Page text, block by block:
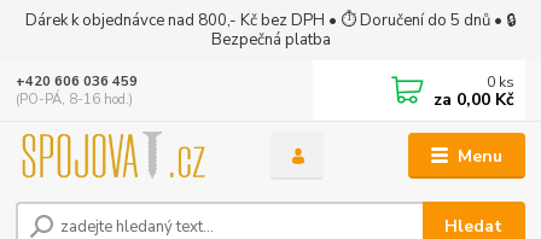
Dárek k objednávce nad 800,- Kč bez DPH • ⏱ Doručení do 5 dnů • 🔒
Bezpečná platba
Menu
Hledat
+420 606 036 459
(PO-PÁ, 8-16 hod.)
0 ks
za 0,00 Kč